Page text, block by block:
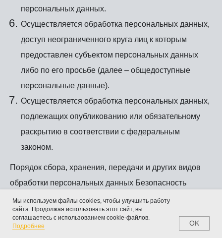
Home Cart
персональных данных.
Осуществляется обработка персональных данных,
доступ неограниченного круга лиц к которым
предоставлен субъектом персональных данных
либо по его просьбе (далее – общедоступные
персональные данные).
Осуществляется обработка персональных данных,
подлежащих опубликованию или обязательному
раскрытию в соответствии с федеральным
законом.
Порядок сбора, хранения, передачи и других видов
обработки персональных данных Безопасность
персональных данных, которые обрабатываются
Оператором, обеспечивается путем реализации
правовых, организационных и технических мер,
Мы используем файлы cookies, чтобы улучшить работу
сайта. Продолжая использовать этот сайт, вы
соглашаетесь с использованием cookie-файлов.
Подробнее
OK